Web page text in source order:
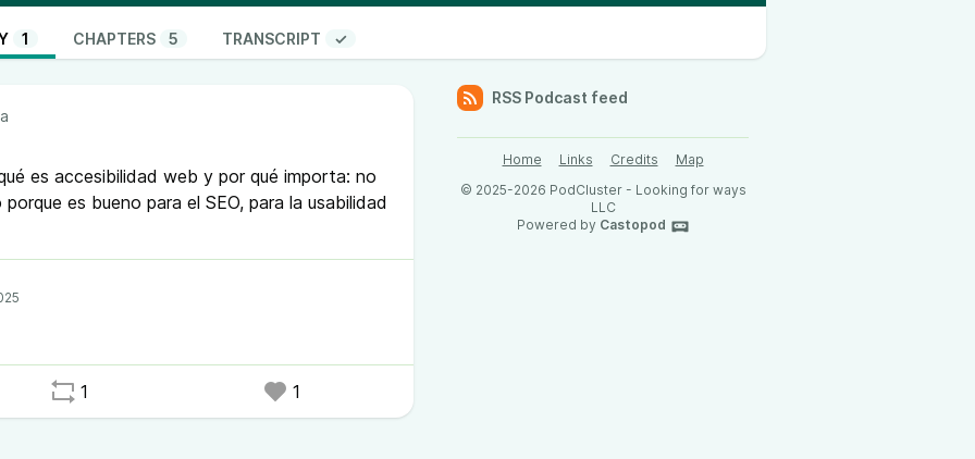
Y la mayoría de webs los excluyen. No por maldad,
hacer una web accesible, o piensan que no es
después.
bueno para el SEO, para la usabilidad y para tu
básicos de las WCAG (perceptible, operable,
que podés usar para testear tu web,
hasta la prueba de fuego: navegación solo con
favor.
y también es gatantizar lo mejor negocio.
escribirnos al correo
“me gusta” y compartir en Mastodon. Nuestra
1 CHAPTERS 5 TRANSCRIPT ✓
es accesibilidad web y por qué importa: no
es bueno para el SEO, para la usabilidad
1 1
RSS Podcast feed
Home Links Credits
Map
© 2025-2026 PodCluster - Looking for ways
LLC
Powered by Castopod